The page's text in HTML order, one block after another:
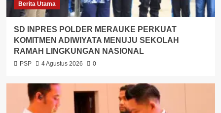
Berita Utama
SD INPRES POLDER MERAUKE PERKUAT
KOMITMEN ADIWIYATA MENUJU SEKOLAH
RAMAH LINGKUNGAN NASIONAL
PSP 4 Agustus 2026 0